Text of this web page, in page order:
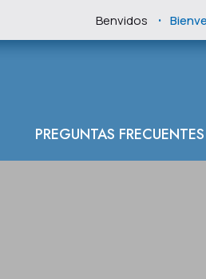
Benvidos .
PREGUNTAS FRECUENTES